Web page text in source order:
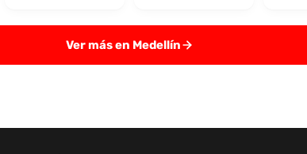
Ver más en Medellín